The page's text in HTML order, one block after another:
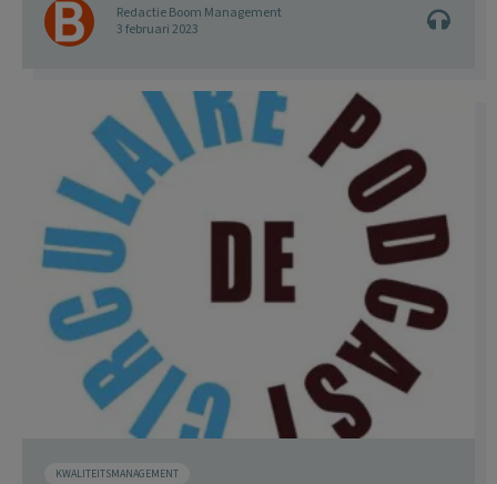
Redactie Boom Management
3 februari 2023
KWALITEITSMANAGEMENT